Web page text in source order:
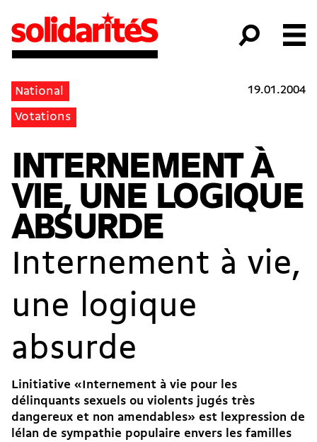
National
Votations
19.01.2004
INTERNEMENT À
VIE, UNE LOGIQUE
ABSURDE
Internement à vie,
une logique
absurde
Linitiative «Internement à vie pour les
délinquants sexuels ou violents jugés très
dangereux et non amendables» est lexpression de
lélan de sympathie populaire envers les familles